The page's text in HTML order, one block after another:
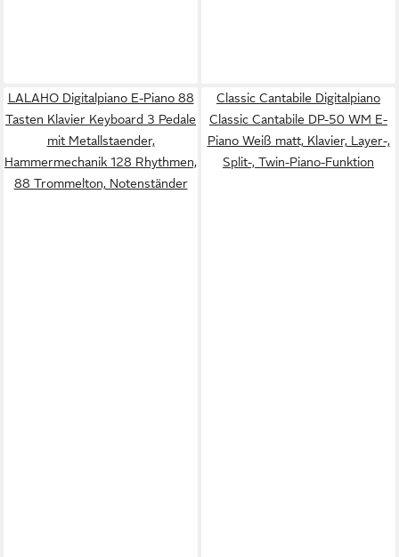
LALAHO Digitalpiano E-Piano 88
Tasten Klavier Keyboard 3 Pedale
mit Metallstaender,
Hammermechanik 128 Rhythmen,
88 Trommelton, Notenständer
Classic Cantabile Digitalpiano
Classic Cantabile DP-50 WM E-
Piano Weiß matt, Klavier, Layer-,
Split-, Twin-Piano-Funktion